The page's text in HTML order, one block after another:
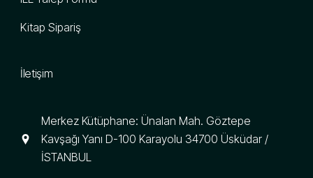
Kitap Sipariş
İletişim
Merkez Kütüphane: Ünalan Mah. Göztepe
Kavşağı Yanı D-100 Karayolu 34700 Üsküdar /
İSTANBUL